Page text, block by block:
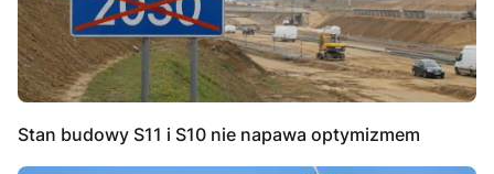
Stan budowy S11 i S10 nie napawa optymizmem